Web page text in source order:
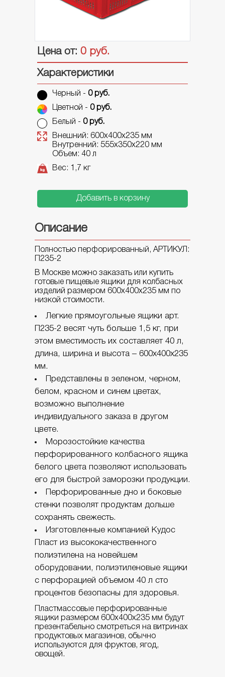
Банки
Ведра круглые
Ведра прямоугольные
Ведра строительные
ПАЛЛЕТЫ ПЛАСТИКОВЫЕ
Паллеты размер MINI
Паллеты размер 800
Паллеты размер 1000
ЛОТКИ И ПОДНОСЫ
КОНТЕЙНЕРЫ ДЛЯ МУСОРА
БОЧКИ ПЛАСТИКОВЫЕ
KIT BIN КОНТЕЙНЕРЫ
Серия V
Серия G
Серия F
ЕМКОСТЬ КУБИЧЕСКАЯ
ТЕЛЕЖКИ ДЛЯ ЯЩИКОВ
БЫТОВЫЕ ТОВАРЫ
ПЛАСТИКОВЫЕ КАНИСТРЫ
Цена от: 0 руб.
Характеристики
Черный - 0 руб.
Цветной - 0 руб.
Белый - 0 руб.
Внешний: 600х400х235 мм
Внутренний: 555х350х220 мм
Объем: 40 л
Вес: 1,7 кг
Добавить в корзину
Описание
Полностью перфорированный, АРТИКУЛ:
П235-2
В Москве можно заказать или купить
готовые пищевые ящики для колбасных
изделий размером 600х400х235 мм по
низкой стоимости.
Легкие прямоугольные ящики арт.
П235-2 весят чуть больше 1,5 кг, при
этом вместимость их составляет 40 л,
длина, ширина и высота – 600х400х235
мм.
Представлены в зеленом, черном,
белом, красном и синем цветах,
возможно выполнение
индивидуального заказа в другом
цвете.
Морозостойкие качества
перфорированного колбасного ящика
белого цвета позволяют использовать
его для быстрой заморозки продукции.
Перфорированные дно и боковые
стенки позволят продуктам дольше
сохранять свежесть.
Изготовленные компанией Кудос
Пласт из высококачественного
полиэтилена на новейшем
оборудовании, полиэтиленовые ящики
с перфорацией объемом 40 л сто
процентов безопасны для здоровья.
Пластмассовые перфорированные
ящики размером 600х400х235 мм будут
презентабельно смотреться на витринах
продуктовых магазинов, обычно
используются для фруктов, ягод,
овощей.